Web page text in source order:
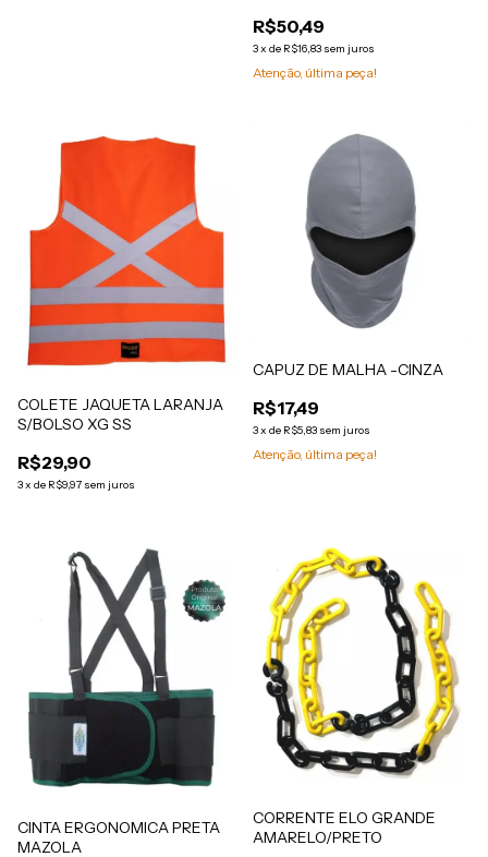
R$50,49
3x de R$16,83 sem juros
Atenção, última peça!
COLETE JAQUETA LARANJA
S/BOLSO XG SS
R$29,90
3x de R$9,97 sem juros
CAPUZ DE MALHA -CINZA
R$17,49
3x de R$5,83 sem juros
Atenção, última peça!
CINTA ERGONOMICA PRETA
MAZOLA
CORRENTE ELO GRANDE
AMARELO/PRETO